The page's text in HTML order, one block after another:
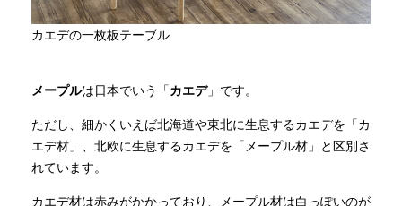
カエデの一枚板テーブル
メープルは日本でいう「カエデ」です。
ただし、細かくいえば北海道や東北に生息するカエデを「カ
エデ材」、北欧に生息するカエデを「メープル材」と区別さ
れています。
カエデ材は赤みがかかっており、メープル材は白っぽいのが